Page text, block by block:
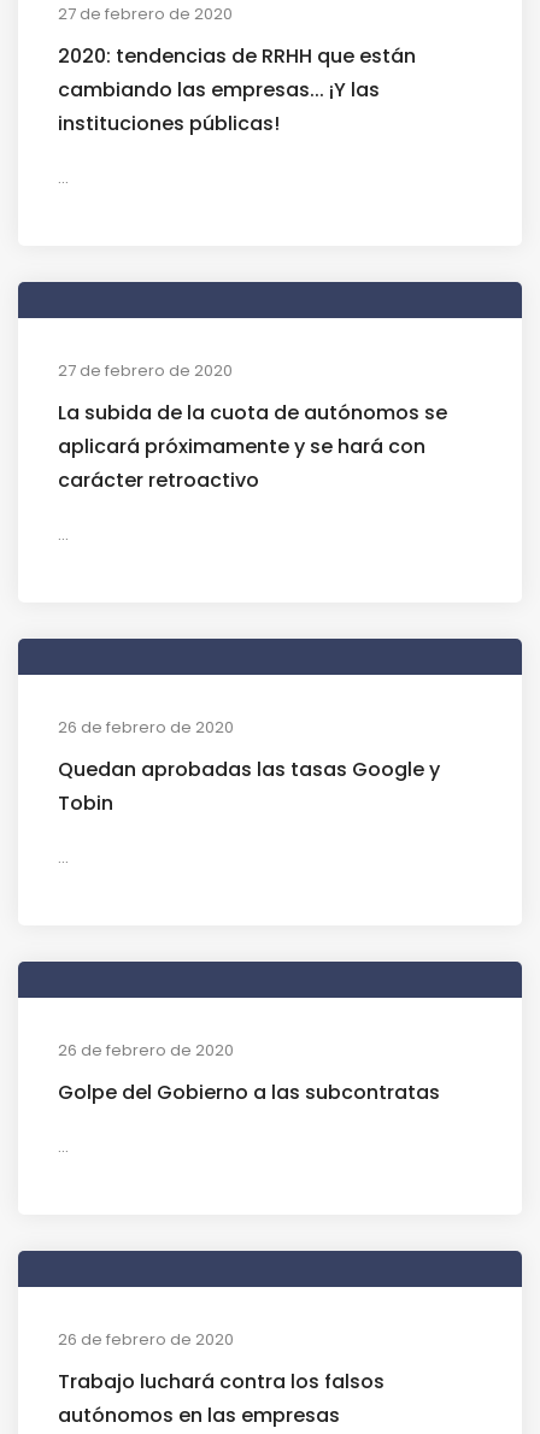
27 de febrero de 2020
2020: tendencias de RRHH que están
cambiando las empresas... ¡Y las
instituciones públicas!
27 de febrero de 2020
La subida de la cuota de autónomos se
aplicará próximamente y se hará con
carácter retroactivo
26 de febrero de 2020
Quedan aprobadas las tasas Google y
Tobin
26 de febrero de 2020
Golpe del Gobierno a las subcontratas
26 de febrero de 2020
Trabajo luchará contra los falsos
autónomos en las empresas